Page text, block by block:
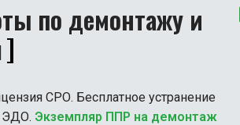
по демонтажу и
СРО. Бесплатное устранение
ЭДО. Экземпляр ППР на демонтаж